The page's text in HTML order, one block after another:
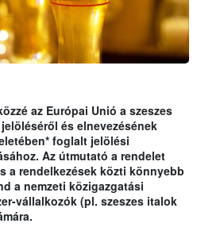
az Európai Unió a szeszes
és elnevezésének
foglalt jelölési
Az útmutató a rendelet
a rendelkezések közti könnyebb
a nemzeti közigazgatási
vállalkozók (pl. szeszes italok